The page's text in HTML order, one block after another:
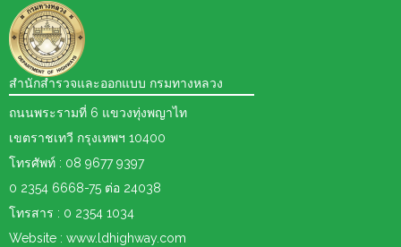
สำนักสำรวจและออกแบบ กรมทางหลวง
ถนนพระรามที่ 6 แขวงทุ่งพญาไท
เขตราชเทวี กรุงเทพฯ 10400
โทรศัพท์ : 08 9677 9397
0 2354 6668-75 ต่อ 24038
โทรสาร : 0 2354 1034
Website : www.ldhighway.com